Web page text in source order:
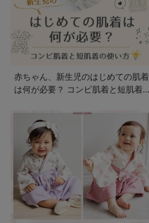
赤ちゃん、新生児のはじめての肌着
は何が必要？ コンビ肌着と短肌着